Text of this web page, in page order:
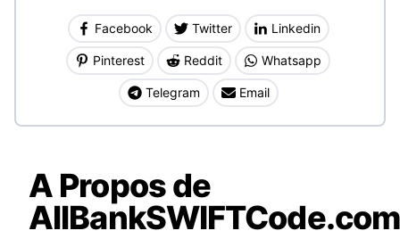
Facebook Twitter Linkedin
Pinterest Reddit Whatsapp
Telegram Email
A Propos de
AllBankSWIFTCode.com